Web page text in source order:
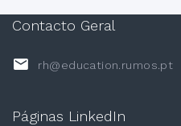
Contacto Geral
rh@education.rumos.pt
Páginas LinkedIn